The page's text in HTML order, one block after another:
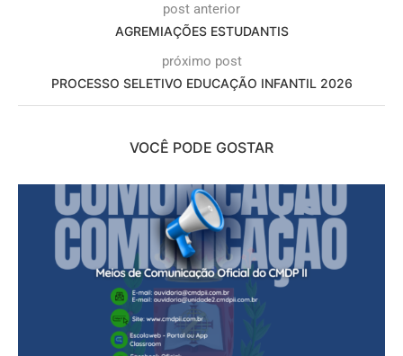
post anterior
AGREMIAÇÕES ESTUDANTIS
próximo post
PROCESSO SELETIVO EDUCAÇÃO INFANTIL 2026
VOCÊ PODE GOSTAR